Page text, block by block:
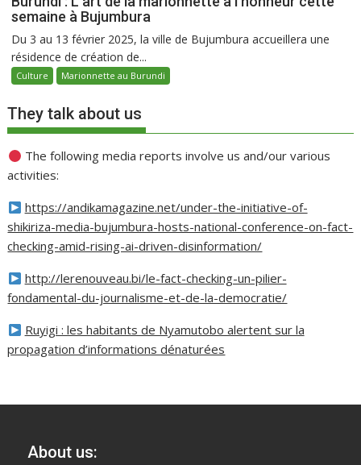
semaine à Bujumbura
Du 3 au 13 février 2025, la ville de Bujumbura accueillera une
résidence de création de...
Culture Marionnette au Burundi
They talk about us
The following media reports involve us and/our various
activities:
https://andikamagazine.net/under-the-initiative-of-
shikiriza-media-bujumbura-hosts-national-conference-on-fact-
checking-amid-rising-ai-driven-disinformation/
http://lerenouveau.bi/le-fact-checking-un-pilier-
fondamental-du-journalisme-et-de-la-democratie/
Ruyigi : les habitants de Nyamutobo alertent sur la
propagation d’informations dénaturées
About us: